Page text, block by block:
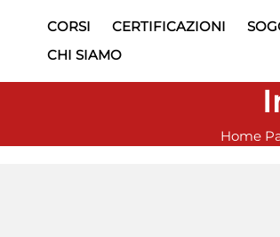
CORSI CERTIFICAZIONI
CHI SIAMO
Home